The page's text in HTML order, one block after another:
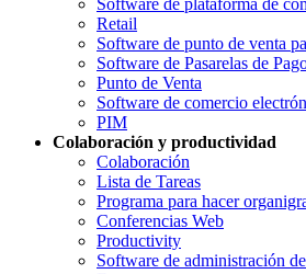
Software de plataforma de
Retail
Software de punto de venta
Software de Pasarelas de
Punto de Venta
Software de comercio
PIM
Colaboración y productividad
Colaboración
Lista de Tareas
Programa para hacer
Conferencias Web
Productivity
Software de administración